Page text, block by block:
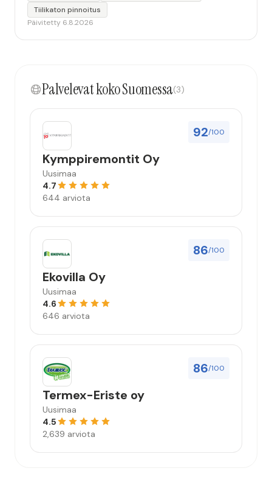
kohtaa huomattu mutta toki optimaalisessa
tilanteessa myyjä olisi jo kiinnittänyt tähän huomiota.
mahdollisuus että palveluita käytän”
Tiilikaton pinnoitus
Päivitetty 6.8.2026
Palvelevat koko Suomessa(3)
92/100
Kymppiremontit Oy
Uusimaa
4.7
644 arviota
86/100
Ekovilla Oy
Uusimaa
4.6
646 arviota
86/100
Termex-Eriste oy
Uusimaa
4.5
2,639 arviota